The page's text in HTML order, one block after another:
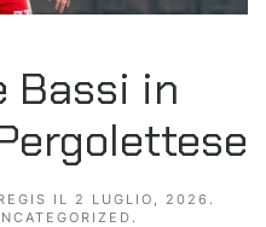
Bassi in
IL 2 LUGLIO, 2026 .
.